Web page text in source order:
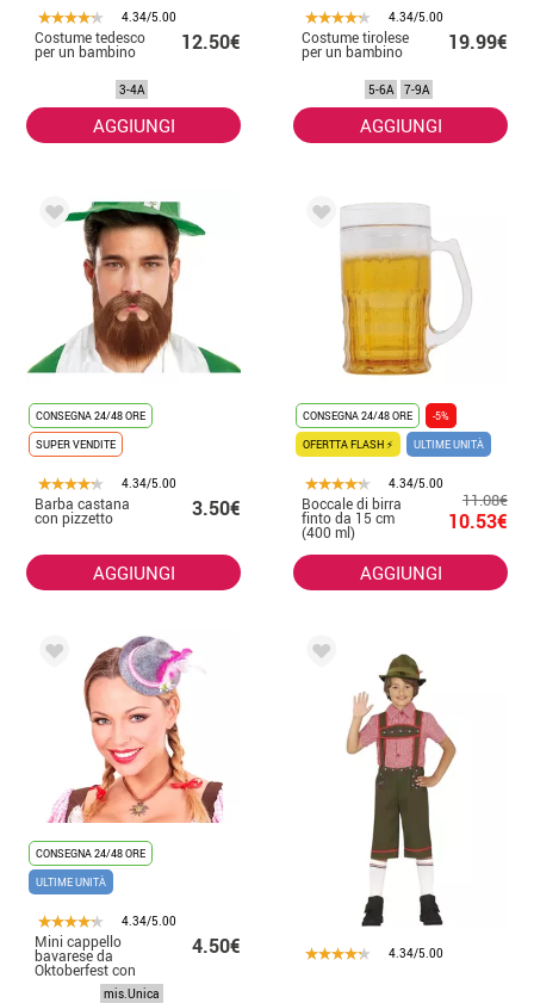
4.34/5.00
Costume tedesco
per un bambino 12.50€
3-4A
AGGIUNGI
4.34/5.00
Costume tirolese
per un bambino 19.99€
5-6A 7-9A
AGGIUNGI
CONSEGNA 24/48 ORE
SUPER VENDITE
4.34/5.00
Barba castana
con pizzetto 3.50€
AGGIUNGI
CONSEGNA 24/48 ORE
-5%
OFERTTA FLASH ⚡
ULTIME UNITÀ
4.34/5.00
Boccale di birra
finto da 15 cm
(400 ml)
11.08€
10.53€
AGGIUNGI
CONSEGNA 24/48 ORE
ULTIME UNITÀ
4.34/5.00
Mini cappello
bavarese da
Oktoberfest con
fiore e piume
4.50€
mis.Unica
4.34/5.00